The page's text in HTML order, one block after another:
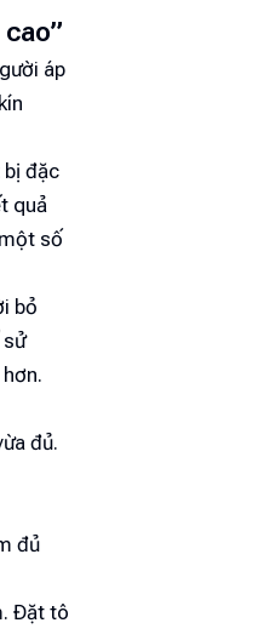
áp
đặc
quả
số
bỏ
đủ.
đủ
Đặt tô